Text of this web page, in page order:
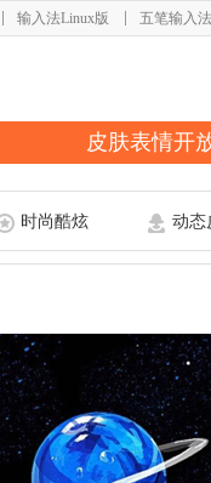
输入法Linux版 五笔输入法
皮肤表情开
时尚酷炫 动态